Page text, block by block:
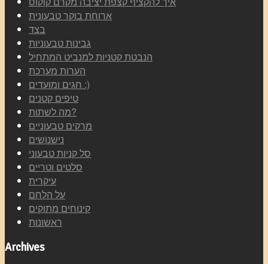
ארוחת בוקר טבעונית
בצד
גבינות טבעוניות
הנבטת קטניות למנביט המתחיל
הערות מערכת
חגים ומועדים :)
טיפים קטנים
מה לשתות?
מרקים טבעוניים
נישנושים
סל קניות טבעוני
סלטים וטריים
עיקרית
על הלחם
קינוחים מתוקים
ראשונות
Archives